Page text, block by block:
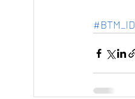
#BTM_ID